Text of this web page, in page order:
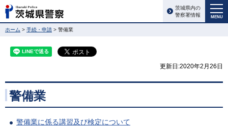
MENU
茨城県内の
警察署情報
ホーム > 手続・申請 > 警備業
更新日:2020年2月26日
警備業
警備業に係る講習及び検定について